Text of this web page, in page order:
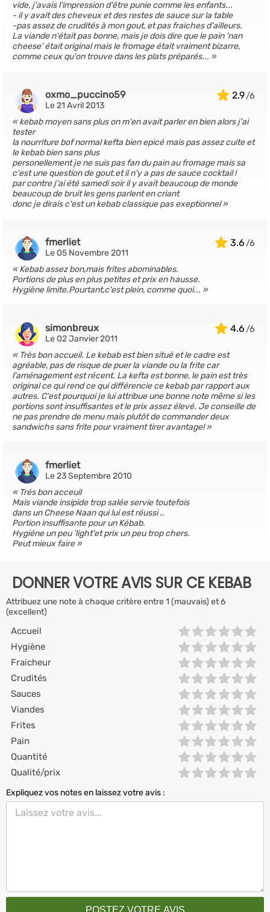
vide, j'avais l'impression d'être punie comme les enfants...
- il y avait des cheveux et des restes de sauce sur la table
-pas assez de crudités à mon gout, et pas fraiches d'ailleurs.
La viande n'était pas bonne, mais je dois dire que le pain 'nan
cheese' était original mais le fromage était vraiment bizarre,
comme ceux qu'on trouve dans les plats préparés...
2.9
oxmo_puccino59
Le 21 Avril 2013
kebab moyen sans plus on m'en avait parler en bien alors j'ai
tester
la nourriture bof normal kefta bien epicé mais pas assez cuite et
le kebab bien sans plus
personellement je ne suis pas fan du pain au fromage mais sa
c'est une question de gout.et il n'y a pas de sauce cocktail !
par contre j'ai été samedi soir il y avait beaucoup de monde
beaucoup de bruit les gens parlent en criant
donc je dirais c'est un kebab classique pas exeptionnel
3.6
fmerliet
Le 05 Novembre 2011
Kebab assez bon,mais frites abominables.
Portions de plus en plus petites et prix en hausse.
Hygiène limite.Pourtant,c'est plein, comme quoi...
4.6
simonbreux
Le 02 Janvier 2011
Très bon accueil. Le kebab est bien situé et le cadre est
agréable, pas de risque de puer la viande ou la frite car
l'aménagement est récent. La kefta est bonne, le pain est très
original ce qui rend ce qui différencie ce kebab par rapport aux
autres. C'est pourquoi je lui attribue une bonne note même si les
portions sont insuffisantes et le prix assez élevé. Je conseille de
ne pas prendre de menu mais plutôt de commander deux
sandwichs sans frite pour vraiment tirer avantage!
fmerliet
Le 23 Septembre 2010
Trés bon acceuil
Mais viande insipide trop salée servie toutefois
dans un Cheese Naan qui lui est réussi ..
Portion insuffisante pour un Kébab.
Hygiéne un peu 'light'et prix un peu trop chers.
Peut mieux faire
DONNER VOTRE AVIS SUR CE KEBAB
Attribuez une note à chaque critère entre 1 (mauvais) et 6
(excellent)
Accueil
Hygiène
Fraicheur
Crudités
Sauces
Viandes
Frites
Pain
Quantité
Qualité/prix
Expliquez vos notes en laissez votre avis :